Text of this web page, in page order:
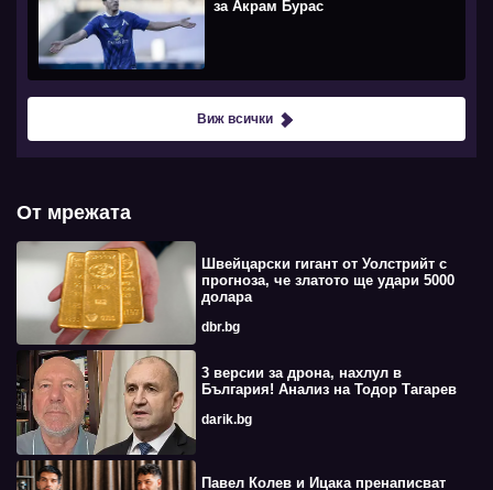
за Акрам Бурас
Виж всички
От мрежата
Швейцарски гигант от Уолстрийт с
прогноза, че златото ще удари 5000
долара
dbr.bg
3 версии за дрона, нахлул в
България! Анализ на Тодор Тагарев
darik.bg
Павел Колев и Ицака пренаписват